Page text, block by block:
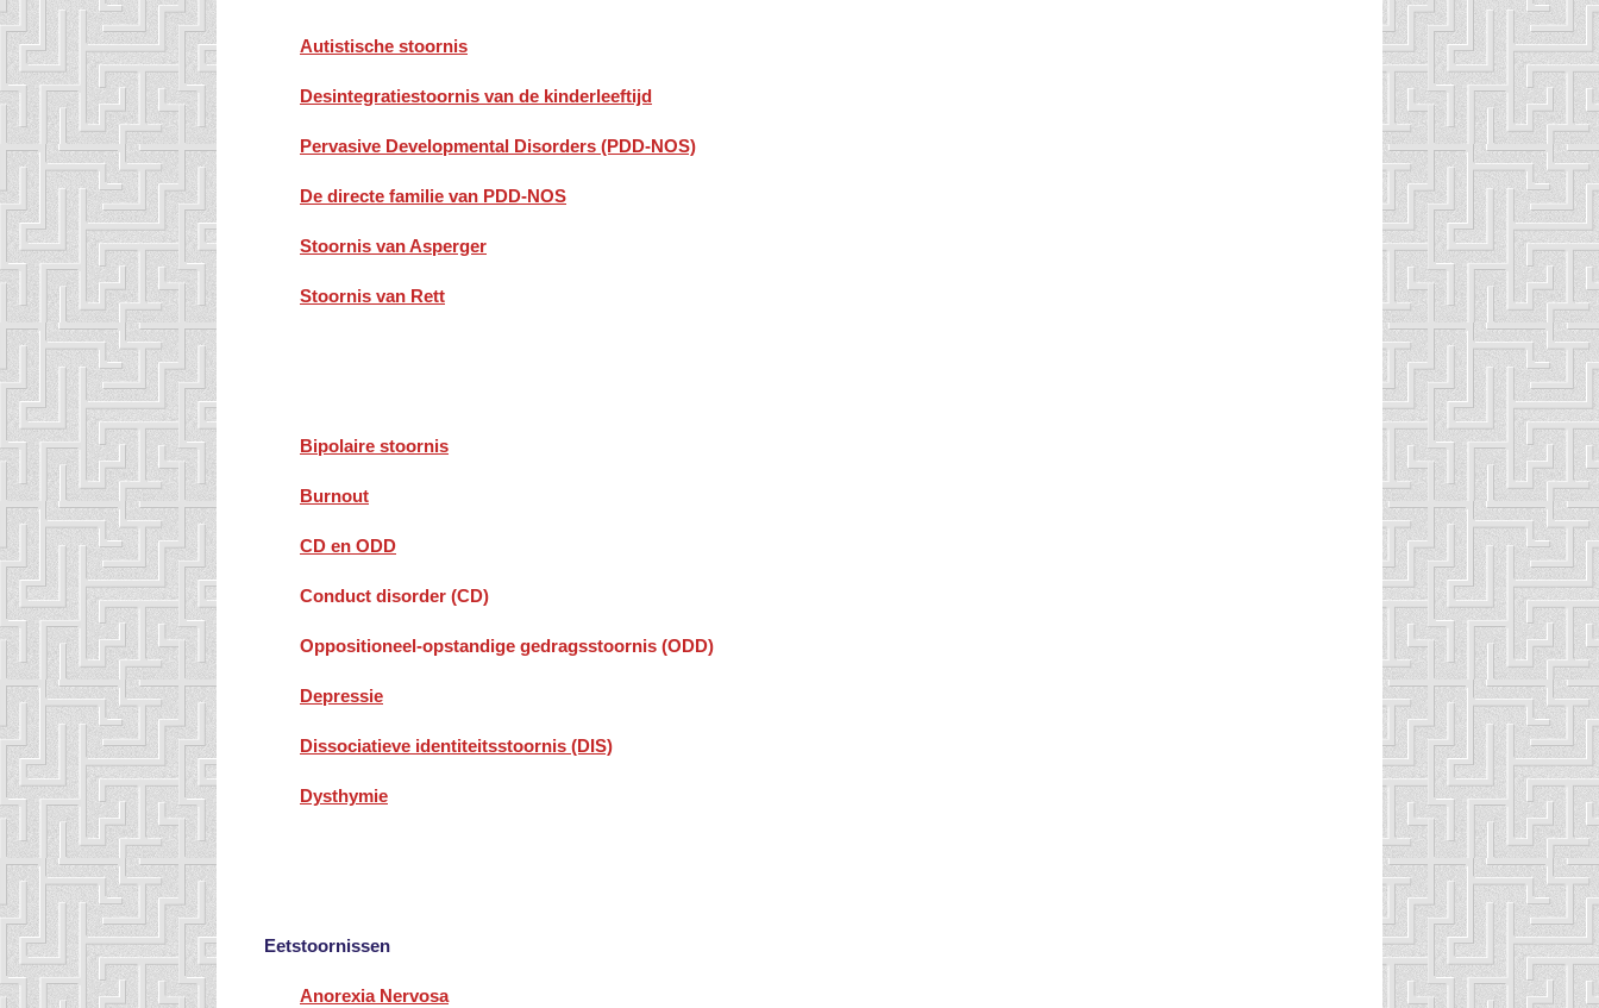
Autistische stoornis
Desintegratiestoornis van de kinderleeftijd
Pervasive Developmental Disorders (PDD-NOS)
De directe familie van PDD-NOS
Stoornis van Asperger
Stoornis van Rett
Bipolaire stoornis
Burnout
CD en ODD
Conduct disorder (CD)
Oppositioneel-opstandige gedragsstoornis (ODD)
Depressie
Dissociatieve identiteitsstoornis (DIS)
Dysthymie
Eetstoornissen
Anorexia Nervosa